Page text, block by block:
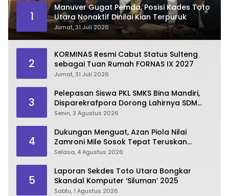
1
Manuver Gugat Pemda, Posisi Kades Toto
Utara Nonaktif Dinilai Kian Terpuruk
Jumat, 31 Juli 2026
2
KORMINAS Resmi Cabut Status Sulteng
sebagai Tuan Rumah FORNAS IX 2027
Jumat, 31 Juli 2026
3
Pelepasan Siswa PKL SMKS Bina Mandiri,
Disparekrafpora Dorong Lahirnya SDM
Pariwisata Unggul
Senin, 3 Agustus 2026
4
Dukungan Menguat, Azan Piola Nilai
Zamroni Mile Sosok Tepat Teruskan
Pembangunan Bone Bolango
Selasa, 4 Agustus 2026
5
Laporan Sekdes Toto Utara Bongkar
Skandal Komputer ‘Siluman’ 2025
Sabtu, 1 Agustus 2026